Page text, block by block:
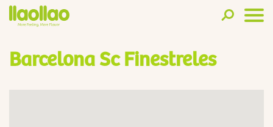
Barcelona Sc Finestreles